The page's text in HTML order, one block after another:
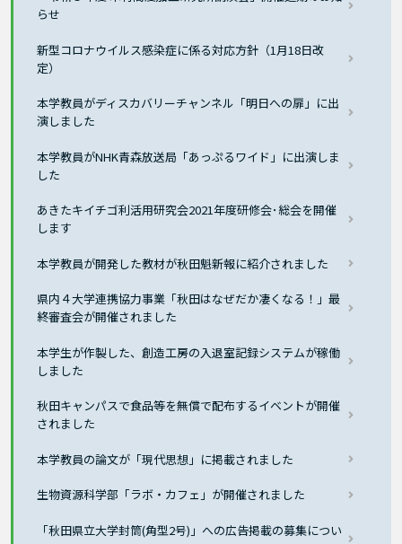
らせ
新型コロナウイルス感染症に係る対応方針（1月18日改
定）
本学教員がディスカバリーチャンネル「明日への扉」に出
演しました
本学教員がNHK青森放送局「あっぷるワイド」に出演しま
した
あきたキイチゴ利活用研究会2021年度研修会･総会を開催
します
本学教員が開発した教材が秋田魁新報に紹介されました
県内４大学連携協力事業「秋田はなぜだか凄くなる！」最
終審査会が開催されました
本学生が作製した、創造工房の入退室記録システムが稼働
しました
秋田キャンパスで食品等を無償で配布するイベントが開催
されました
本学教員の論文が「現代思想」に掲載されました
生物資源科学部「ラボ・カフェ」が開催されました
「秋田県立大学封筒(角型2号)」への広告掲載の募集につい